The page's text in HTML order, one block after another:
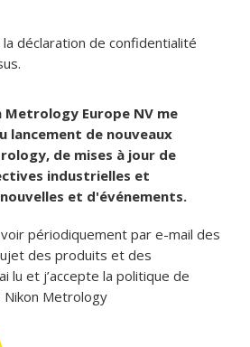
déclaration de confidentialité
Metrology Europe NV me
lancement de nouveaux
de mises à jour de
industrielles et
et d'événements.
périodiquement par e-mail des
des produits et des
lu et j’accepte la politique de
Metrology